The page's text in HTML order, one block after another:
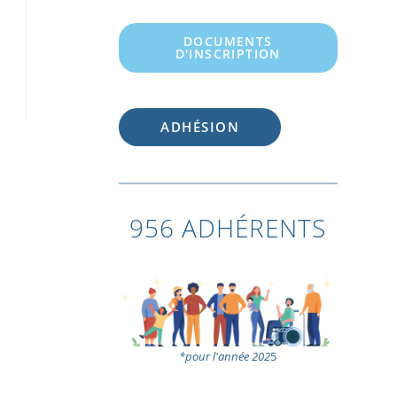
DOCUMENTS
D'INSCRIPTION
ADHÉSION
956 ADHÉRENTS
*pour l'année 2025